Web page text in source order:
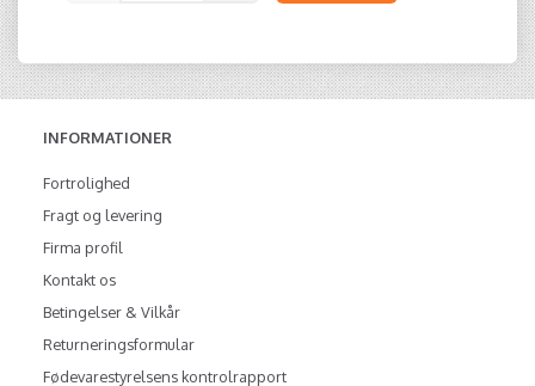
INFORMATIONER
Fortrolighed
Fragt og levering
Firma profil
Kontakt os
Betingelser & Vilkår
Returneringsformular
Fødevarestyrelsens kontrolrapport